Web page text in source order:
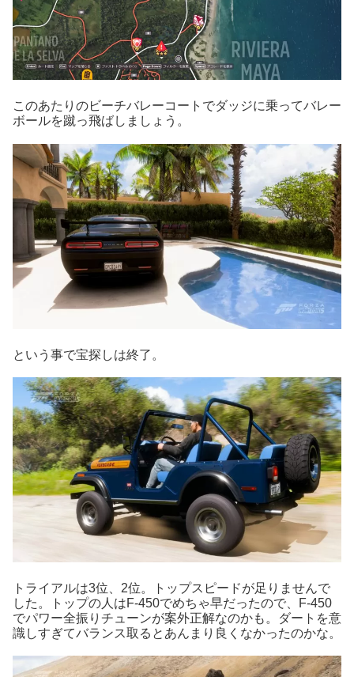
このあたりのビーチバレーコートでダッジに乗ってバレー
ボールを蹴っ飛ばしましょう。
という事で宝探しは終了。
トライアルは3位、2位。トップスピードが足りませんで
した。トップの人はF-450でめちゃ早だったので、F-450
でパワー全振りチューンが案外正解なのかも。ダートを意
識しすぎてバランス取るとあんまり良くなかったのかな。